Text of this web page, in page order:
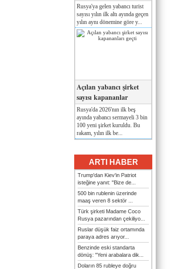
Rusya'ya gelen yabancı turist
sayısı yılın ilk altı ayında geçen
yılın aynı dönemine göre y...
Açılan yabancı şirket
sayısı kapananlar
Rusya'da 2026'nın ilk beş
ayında yabancı sermayeli 3 bin
100 yeni şirket kuruldu. Bu
rakam, yılın ilk be...
ARTI HABER
Trump'dan Kiev'in Patriot
isteğine yanıt: "Bize de...
500 bin rublenin üzerinde
maaş veren 8 sektör ...
Türk şirketi Madame Coco
Rusya pazarından çekiliyo...
Ruslar düşük faiz ortamında
paraya adres arıyor...
Benzinde eski standarta
dönüş: "Yeni arabalara dik...
Doların 85 rubleye doğru